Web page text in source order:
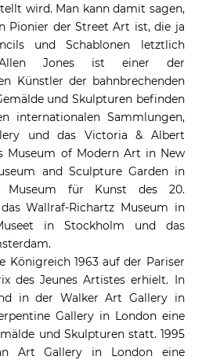
wird. Man kann damit sagen,
Pionier der Street Art ist, die ja
und Schablonen letztlich
Jones ist einer der
Künstler der bahnbrechenden
und Skulpturen befinden
internationalen Sammlungen,
und das Victoria & Albert
Museum of Modern Art in New
and Sculpture Garden in
Museum für Kunst des 20.
Wallraf-Richartz Museum in
in Stockholm und das
Königreich 1963 auf der Pariser
des Jeunes Artistes erhielt. In
in der Walker Art Gallery in
Gallery in London eine
und Skulpturen statt. 1995
Art Gallery in London eine